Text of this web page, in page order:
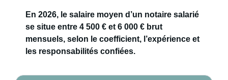
En 2026, le salaire moyen d’un notaire salarié
se situe entre 4 500 € et 6 000 € brut
mensuels, selon le coefficient, l’expérience et
les responsabilités confiées.